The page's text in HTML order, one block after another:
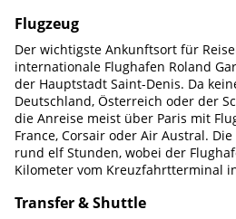
Flugzeug
Der wichtigste Ankunftsort für
internationale Flughafen Roland
der Hauptstadt Saint-Denis. Da
Deutschland, Österreich oder der
die Anreise meist über Paris mit
France, Corsair oder Air Austral.
rund elf Stunden, wobei der
Kilometer vom Kreuzfahrtterminal
Transfer & Shuttle